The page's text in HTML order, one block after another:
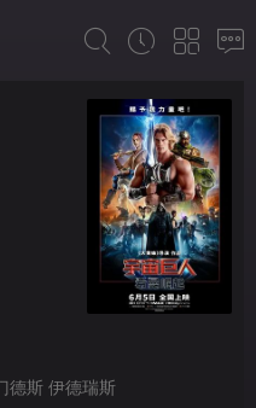
德斯 伊德瑞斯